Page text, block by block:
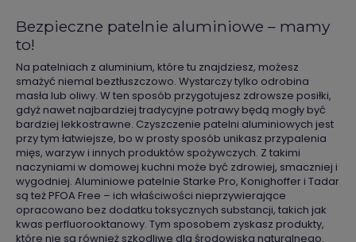
Bezpieczne patelnie aluminiowe – mamy
to!
Na patelniach z aluminium, które tu znajdziesz, możesz
smażyć niemal beztłuszczowo. Wystarczy tylko odrobina
masła lub oliwy. W ten sposób przygotujesz zdrowsze posiłki,
gdyż nawet najbardziej tradycyjne potrawy będą mogły być
bardziej lekkostrawne. Czyszczenie patelni aluminiowych jest
przy tym łatwiejsze, bo w prosty sposób unikasz przypalenia
mięs, warzyw i innych produktów spożywczych. Z takimi
naczyniami w domowej kuchni może być zdrowiej, smaczniej i
wygodniej. Aluminiowe patelnie Starke Pro, Konighoffer i Tadar
są też PFOA Free – ich właściwości nieprzywierające
opracowano bez dodatku toksycznych substancji, takich jak
kwas perfluorooktanowy. Tym sposobem zyskasz produkty,
które nie są również szkodliwe dla środowiska naturalnego.